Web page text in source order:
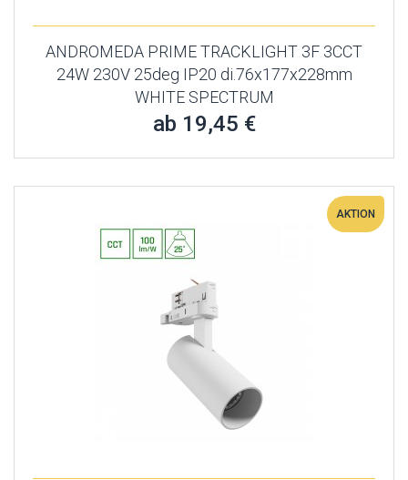
ANDROMEDA PRIME TRACKLIGHT 3F 3CCT
24W 230V 25deg IP20 di.76x177x228mm
WHITE SPECTRUM
ab 19,45 €
AKTION